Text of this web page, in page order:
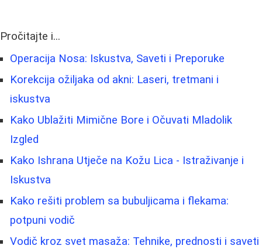
Pročitajte i...
Operacija Nosa: Iskustva, Saveti i Preporuke
Korekcija ožiljaka od akni: Laseri, tretmani i
iskustva
Kako Ublažiti Mimične Bore i Očuvati Mladolik
Izgled
Kako Ishrana Utječe na Kožu Lica - Istraživanje i
Iskustva
Kako rešiti problem sa bubuljicama i flekama:
potpuni vodič
Vodič kroz svet masaža: Tehnike, prednosti i saveti